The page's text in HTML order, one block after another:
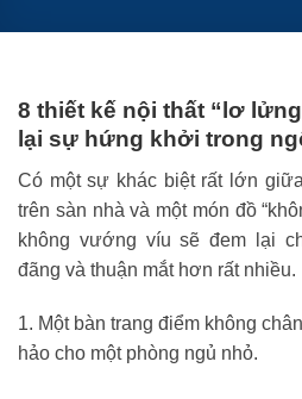
8 thiết kế nội thất “lơ
lại sự hứng khởi trong
Có một sự khác biệt rất lớn
trên sàn nhà và một món đồ
không vướng víu sẽ đem lại
đãng và thuận mắt hơn rất nhiều.
1. Một bàn trang điểm không
hảo cho một phòng ngủ nhỏ.